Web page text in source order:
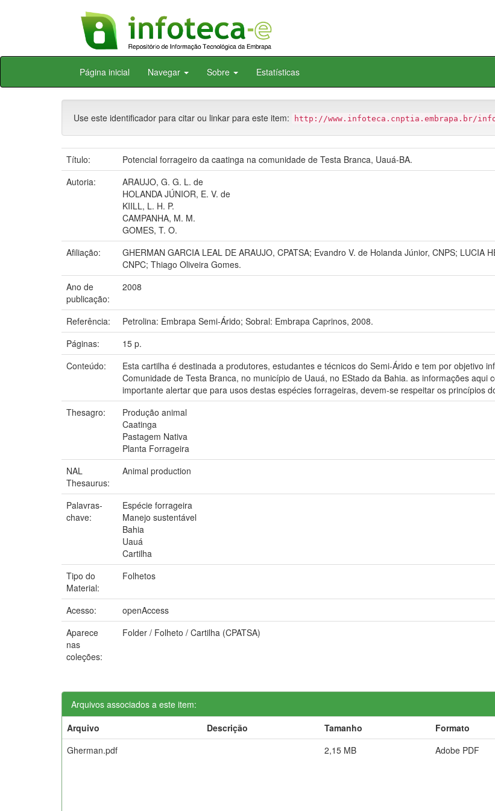
Skip
Página inicial Navegar Sobre Estatísticas
Use este identificador para citar ou linkar para este item: http://www.infoteca.cnptia.embrapa.br/
Título:
Potencial forrageiro da caatinga na comunidade de Testa Branca, Uauá-BA.
Autoria:
ARAUJO, G. G. L. de
HOLANDA JÚNIOR, E. V. de
KIILL, L. H. P.
CAMPANHA, M. M.
GOMES, T. O.
Afiliação:
GHERMAN GARCIA LEAL DE ARAUJO, CPATSA; Evandro V. de Holanda Júnior, CNPS; LUCIA
CNPC; Thiago Oliveira Gomes.
Ano de
publicação:
2008
Referência:
Petrolina: Embrapa Semi-Árido; Sobral: Embrapa Caprinos, 2008.
Páginas:
15 p.
Conteúdo:
Esta cartilha é destinada a produtores, estudantes e técnicos do Semi-Árido e tem por objetivo
Comunidade de Testa Branca, no município de Uauá, no EStado da Bahia. as informações
importante alertar que para usos destas espécies forrageiras, devem-se respeitar os princípios
Thesagro:
Produção animal
Caatinga
Pastagem Nativa
Planta Forrageira
NAL
Thesaurus:
Animal production
Palavras-
chave:
Espécie forrageira
Manejo sustentável
Bahia
Uauá
Cartilha
Tipo do
Material:
Folhetos
Acesso:
openAccess
Aparece
nas
coleções:
Folder / Folheto / Cartilha (CPATSA)
Arquivos associados a este item:
Arquivo
Descrição Tamanho
Formato
Gherman.pdf
2,15 MB Adobe PDF